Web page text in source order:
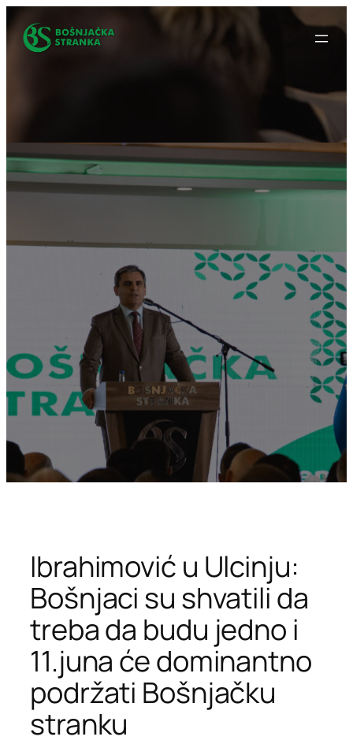
Idi
na
sadržaj
Ibrahimović u Ulcinju:
Bošnjaci su shvatili da
treba da budu jedno i
11.juna će dominantno
podržati Bošnjačku
stranku